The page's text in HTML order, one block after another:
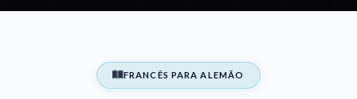
FRANCÊS PARA ALEMÃO